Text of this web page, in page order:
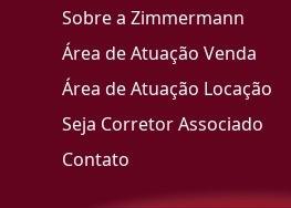
Sobre a Zimmermann
Área de Atuação Venda
Área de Atuação Locação
Seja Corretor Associado
Contato